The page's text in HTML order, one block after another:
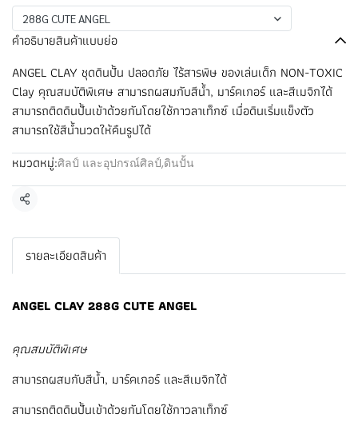
288G CUTE ANGEL
คำอธิบายสินค้าแบบย่อ
ANGEL CLAY ชุดดินปั้น ปลอดภัย ไร้สารพิษ ของเล่นเด็ก NON-TOXIC
Clay คุณสมบัติพิเศษ สามารถผสมกับสีน้ำ, มาร์คเกอร์ และสีเมจิกได้
สามารถติดดินปั้นเข้าด้วยกันโดยใช้กาวลาเท็กซ์ เมื่อดินเริ่มแข็งตัว
สามารถใช้สีน้ำนวดให้คืนรูปได้
หมวดหมู่:ศิลป์ และอุปกรณ์ศิลป์,ดินปั้น
แชร์
รายละเอียดสินค้า
ANGEL CLAY 288G CUTE ANGEL
คุณสมบัติพิเศษ
สามารถผสมกับสีน้ำ, มาร์คเกอร์ และสีเมจิกได้
สามารถติดดินปั้นเข้าด้วยกันโดยใช้กาวลาเท็กซ์